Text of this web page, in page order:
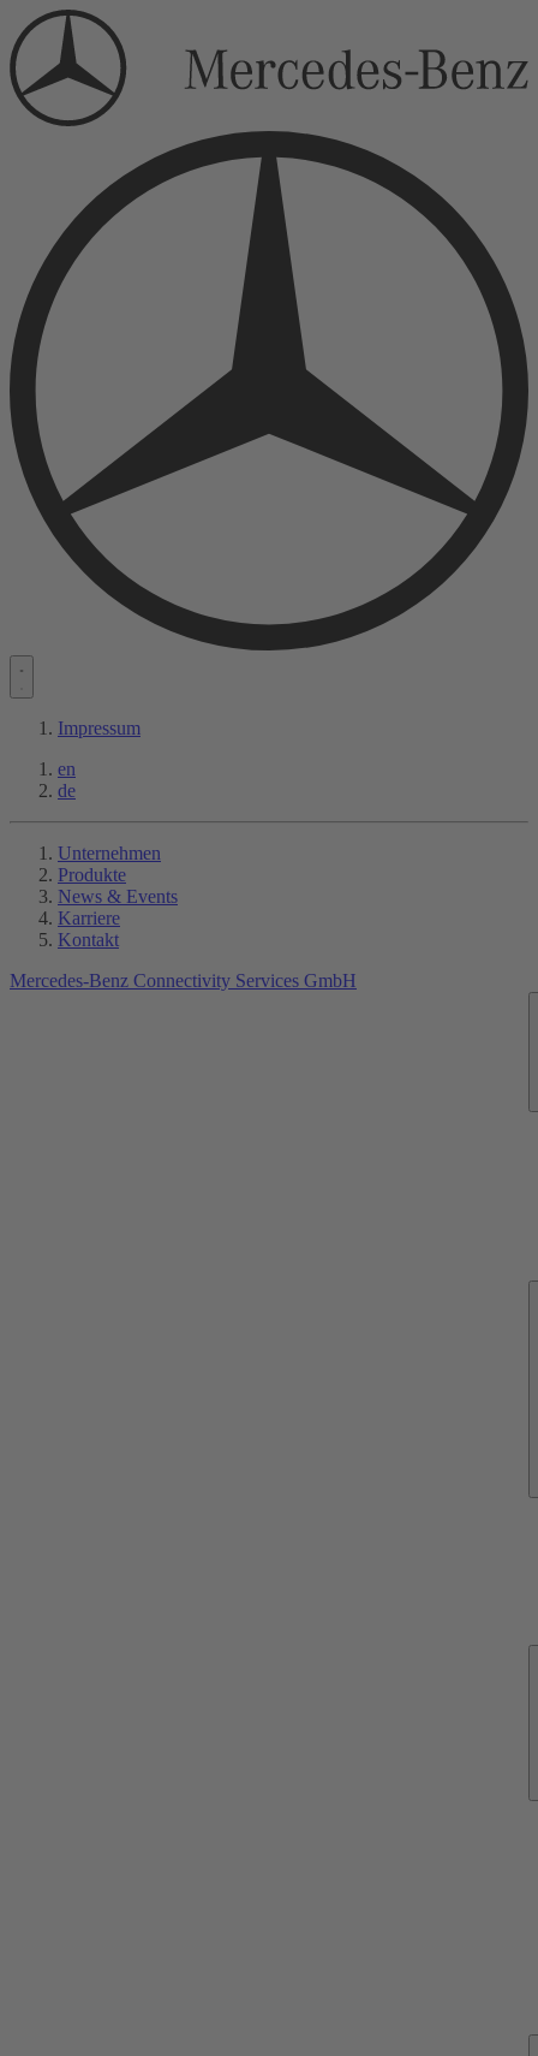
Impressum
en
de
Unternehmen
Produkte
News & Events
Karriere
Kontakt
Mercedes-Benz Connectivity Services GmbH